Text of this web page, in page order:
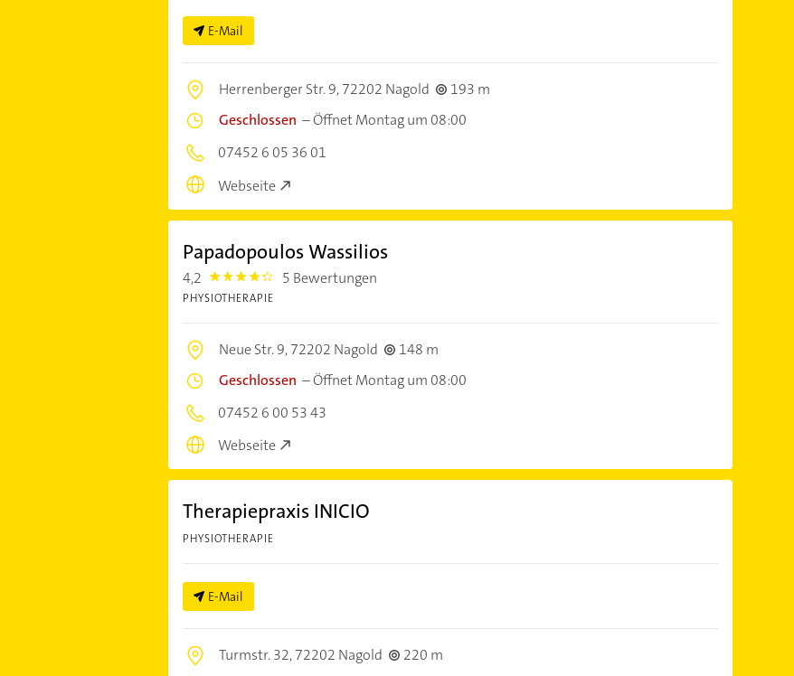
E-Mail
Herrenberger Str. 9,72202 Nagold
193 m
Geschlossen –Öffnet Montag um 08:00
07452 6 05 36 01
Webseite
Papadopoulos Wassilios
4,2 4.2000003 5 Bewertungen
PHYSIOTHERAPIE
Neue Str. 9,72202 Nagold
148 m
Geschlossen –Öffnet Montag um 08:00
07452 6 00 53 43
Webseite
Therapiepraxis INICIO
PHYSIOTHERAPIE
E-Mail
Turmstr. 32,72202 Nagold
220 m